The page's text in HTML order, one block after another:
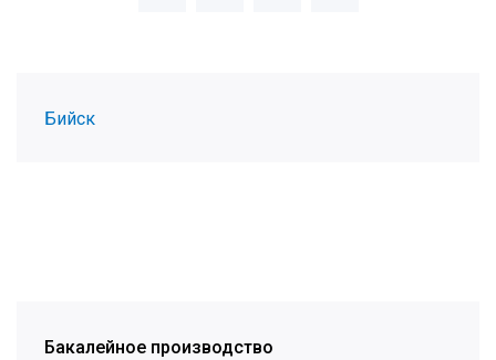
Бийск
Бакалейное производство